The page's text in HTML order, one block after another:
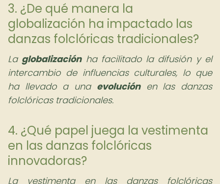
3. ¿De qué manera la
globalización ha impactado las
danzas folclóricas tradicionales?
La globalizaciónha facilitado la difusión y el
intercambio de influencias culturales, lo que
ha llevado a una evoluciónen las danzas
folclóricas tradicionales.
4. ¿Qué papel juega la vestimenta
en las danzas folclóricas
innovadoras?
La vestimenta en las danzas folclóricas